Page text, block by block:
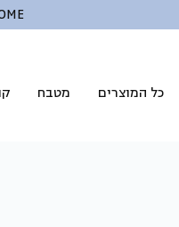
כל המוצרים מטבח